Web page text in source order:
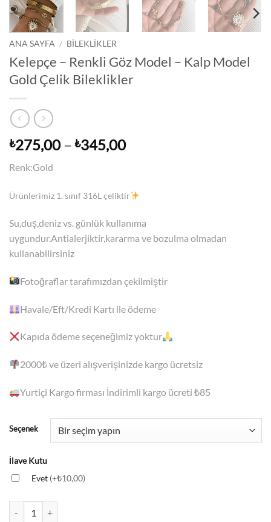
ANA SAYFA / BİLEKLİKLER
Kelepçe – Renkli Göz Model – Kalp Model
Gold Çelik Bileklikler
₺275,00 – ₺345,00Fiyat
₺345,00
Renk:Gold
Ürünlerimiz 1. sınıf 316L çeliktir
Su,duş,deniz vs. günlük kullanıma
uygundur.Antialerjiktir,kararma ve bozulma olmadan
kullanabilirsiniz
Fotoğraflar tarafımızdan çekilmiştir
Havale/Eft/Kredi Kartı ile ödeme
Kapıda ödeme seçeneğimiz yoktur
2000₺ve üzeri alışverişinizde kargo ücretsiz
Yurtiçi Kargo firması İndirimli kargo ücreti ₺85
Seçenek
İlave Kutu
Evet (+₺10,00)